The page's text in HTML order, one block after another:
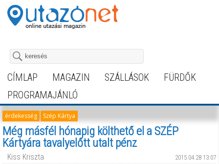
CÍMLAP MAGAZIN SZÁLLÁSOK
FÜRDŐK
PROGRAMAJÁNLÓ
érdekesség Szép Kártya
Még másfél hónapig költhető el a SZÉP
Kártyára tavalyelőtt utalt pénz
Kiss Kriszta 2015.04.28 13:07